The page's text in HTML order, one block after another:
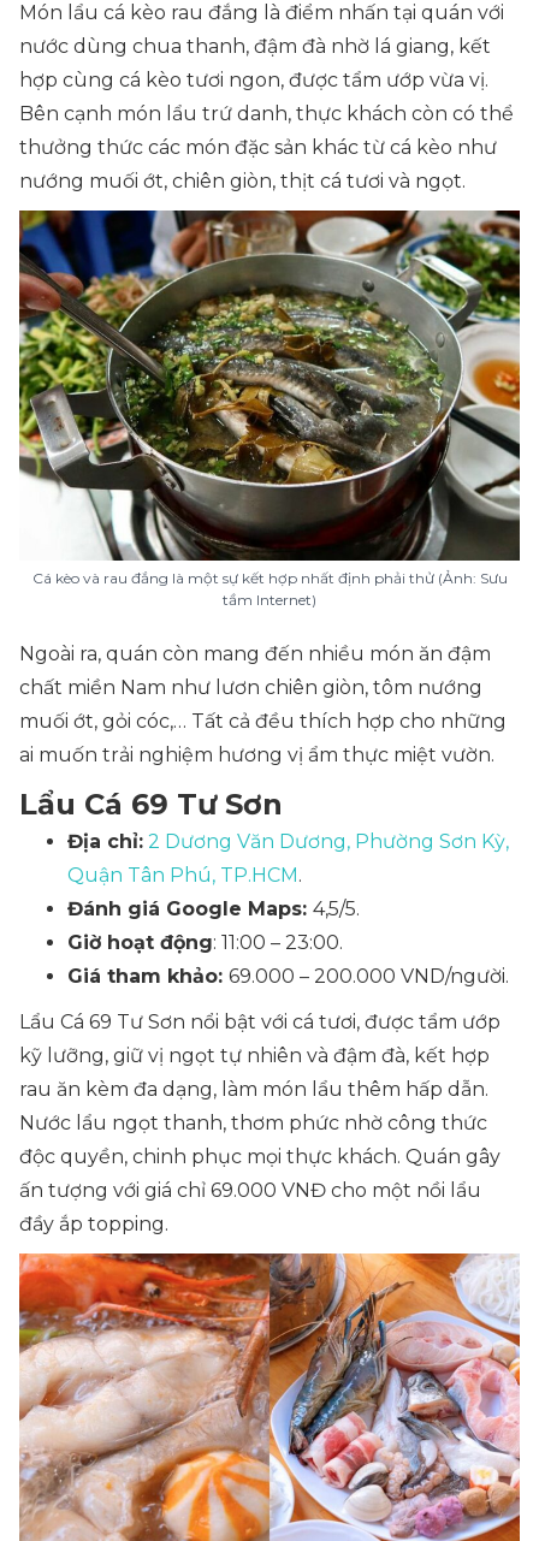
Món lẩu cá kèo rau đắng là điểm nhấn tại quán với
nước dùng chua thanh, đậm đà nhờ lá giang, kết
hợp cùng cá kèo tươi ngon, được tẩm ướp vừa vị.
Bên cạnh món lẩu trứ danh, thực khách còn có thể
thưởng thức các món đặc sản khác từ cá kèo như
nướng muối ớt, chiên giòn, thịt cá tươi và ngọt.
Cá kèo và rau đắng là một sự kết hợp nhất định phải thử (Ảnh: Sưu
tầm Internet)
Ngoài ra, quán còn mang đến nhiều món ăn đậm
chất miền Nam như lươn chiên giòn, tôm nướng
muối ớt, gỏi cóc,… Tất cả đều thích hợp cho những
ai muốn trải nghiệm hương vị ẩm thực miệt vườn.
Lẩu Cá 69 Tư Sơn
Địa chỉ: 2 Dương Văn Dương, Phường Sơn Kỳ,
Quận Tân Phú, TP.HCM.
Đánh giá Google Maps: 4,5/5.
Giờ hoạt động: 11:00 – 23:00.
Giá tham khảo: 69.000 – 200.000 VND/người.
Lẩu Cá 69 Tư Sơn nổi bật với cá tươi, được tẩm ướp
kỹ lưỡng, giữ vị ngọt tự nhiên và đậm đà, kết hợp
rau ăn kèm đa dạng, làm món lẩu thêm hấp dẫn.
Nước lẩu ngọt thanh, thơm phức nhờ công thức
độc quyền, chinh phục mọi thực khách. Quán gây
ấn tượng với giá chỉ 69.000 VNĐ cho một nồi lẩu
đầy ắp topping.